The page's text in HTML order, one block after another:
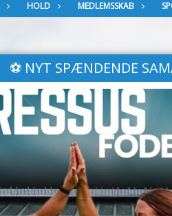
HOLD MEDLEMSSKAB
⚽ NYT SPÆNDENDE